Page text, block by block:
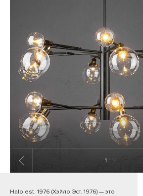
1 / 14
Halo est. 1976 (Хэйло Эст. 1976) — это